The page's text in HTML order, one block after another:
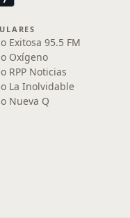
Exitosa 95.5 FM
Oxígeno
RPP Noticias
La Inolvidable
Nueva Q